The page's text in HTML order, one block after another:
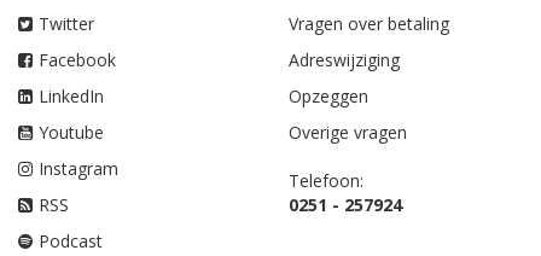
Twitter
Facebook
LinkedIn
Youtube
Instagram
RSS
Podcast
Vragen over betaling
Adreswijziging
Opzeggen
Overige vragen
Telefoon:
0251 - 257924